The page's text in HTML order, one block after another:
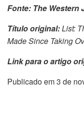
Fonte: The Western
Título original:List:
Made Since Taking
Link para o artigo
Publicado em 3 de